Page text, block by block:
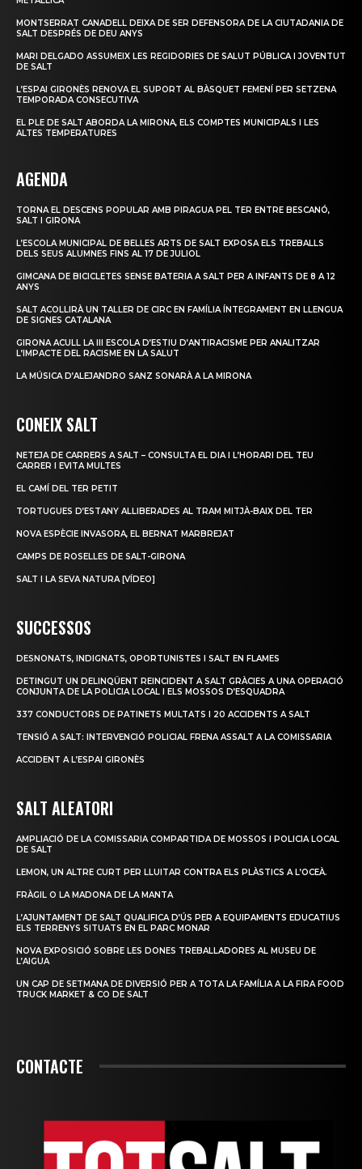
MONTSERRAT CANADELL DEIXA DE SER DEFENSORA DE LA CIUTADANIA DE
SALT DESPRÉS DE DEU ANYS
MARI DELGADO ASSUMEIX LES REGIDORIES DE SALUT PÚBLICA I JOVENTUT
DE SALT
L’ESPAI GIRONÈS RENOVA EL SUPORT AL BÀSQUET FEMENÍ PER SETZENA
TEMPORADA CONSECUTIVA
EL PLE DE SALT ABORDA LA MIRONA, ELS COMPTES MUNICIPALS I LES
ALTES TEMPERATURES
AGENDA
TORNA EL DESCENS POPULAR AMB PIRAGUA PEL TER ENTRE BESCANÓ,
SALT I GIRONA
L’ESCOLA MUNICIPAL DE BELLES ARTS DE SALT EXPOSA ELS TREBALLS
DELS SEUS ALUMNES FINS AL 17 DE JULIOL
GIMCANA DE BICICLETES SENSE BATERIA A SALT PER A INFANTS DE 8 A 12
ANYS
SALT ACOLLIRÀ UN TALLER DE CIRC EN FAMÍLIA ÍNTEGRAMENT EN LLENGUA
DE SIGNES CATALANA
GIRONA ACULL LA III ESCOLA D’ESTIU D’ANTIRACISME PER ANALITZAR
L’IMPACTE DEL RACISME EN LA SALUT
LA MÚSICA D’ALEJANDRO SANZ SONARÀ A LA MIRONA
CONEIX SALT
NETEJA DE CARRERS A SALT – CONSULTA EL DIA I L’HORARI DEL TEU
CARRER I EVITA MULTES
EL CAMÍ DEL TER PETIT
TORTUGUES D’ESTANY ALLIBERADES AL TRAM MITJÀ-BAIX DEL TER
NOVA ESPÈCIE INVASORA, EL BERNAT MARBREJAT
CAMPS DE ROSELLES DE SALT-GIRONA
SALT I LA SEVA NATURA [VÍDEO]
SUCCESSOS
DESNONATS, INDIGNATS, OPORTUNISTES I SALT EN FLAMES
DETINGUT UN DELINQÜENT REINCIDENT A SALT GRÀCIES A UNA OPERACIÓ
CONJUNTA DE LA POLICIA LOCAL I ELS MOSSOS D’ESQUADRA
337 CONDUCTORS DE PATINETS MULTATS I 20 ACCIDENTS A SALT
TENSIÓ A SALT: INTERVENCIÓ POLICIAL FRENA ASSALT A LA COMISSARIA
ACCIDENT A L’ESPAI GIRONÈS
SALT ALEATORI
AMPLIACIÓ DE LA COMISSARIA COMPARTIDA DE MOSSOS I POLICIA LOCAL
DE SALT
LEMON, UN ALTRE CURT PER LLUITAR CONTRA ELS PLÀSTICS A L’OCEÀ.
FRÀGIL O LA MADONA DE LA MANTA
L’AJUNTAMENT DE SALT QUALIFICA D’ÚS PER A EQUIPAMENTS EDUCATIUS
ELS TERRENYS SITUATS EN EL PARC MONAR
NOVA EXPOSICIÓ SOBRE LES DONES TREBALLADORES AL MUSEU DE
L’AIGUA
UN CAP DE SETMANA DE DIVERSIÓ PER A TOTA LA FAMÍLIA A LA FIRA FOOD
TRUCK MARKET & CO DE SALT
CONTACTE